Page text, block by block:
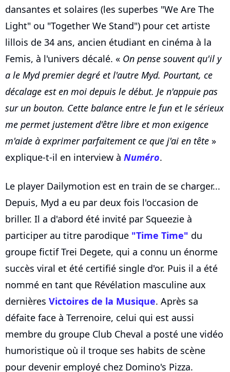
dansantes et solaires (les superbes "We Are The
Light" ou "Together We Stand") pour cet artiste
lillois de 34 ans, ancien étudiant en cinéma à la
Femis, à l'univers décalé. « On pense souvent qu'il y
a le Myd premier degré et l'autre Myd. Pourtant, ce
décalage est en moi depuis le début. Je n'appuie pas
sur un bouton. Cette balance entre le fun et le sérieux
me permet justement d'être libre et mon exigence
m'aide à exprimer parfaitement ce que j'ai en tête »
explique-t-il en interview à Numéro.
Le player Dailymotion est en train de se charger...
Depuis, Myd a eu par deux fois l'occasion de
briller. Il a d'abord été invité par Squeezie à
participer au titre parodique "Time Time" du
groupe fictif Trei Degete, qui a connu un énorme
succès viral et été certifié single d'or. Puis il a été
nommé en tant que Révélation masculine aux
dernières Victoires de la Musique. Après sa
défaite face à Terrenoire, celui qui est aussi
membre du groupe Club Cheval a posté une vidéo
humoristique où il troque ses habits de scène
pour devenir employé chez Domino's Pizza.